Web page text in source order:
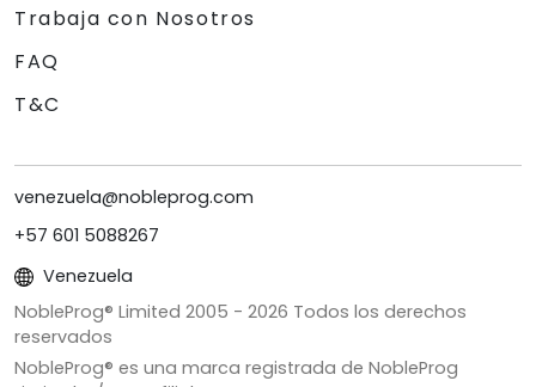
Trabaja con Nosotros
FAQ
T&C
venezuela@nobleprog.com
+57 601 5088267
Venezuela
NobleProg® Limited 2005 - 2026 Todos los derechos
reservados
NobleProg® es una marca registrada de NobleProg